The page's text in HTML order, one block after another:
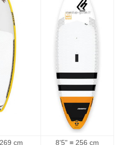
cm
8'5" ≡ 256 cm